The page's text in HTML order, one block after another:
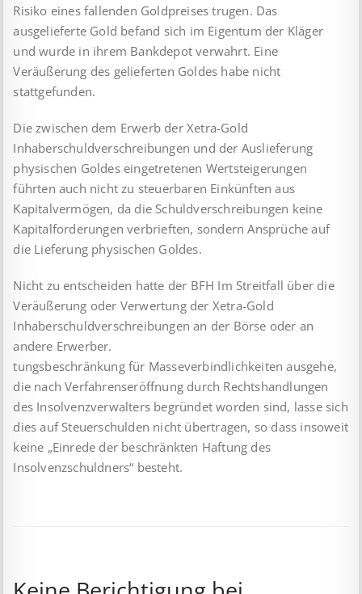
Risiko eines fallenden Goldpreises trugen. Das
ausgelieferte Gold befand sich im Eigentum der Kläger
und wurde in ihrem Bankdepot verwahrt. Eine
Veräußerung des gelieferten Goldes habe nicht
stattgefunden.
Die zwischen dem Erwerb der Xetra-Gold
Inhaberschuldverschreibungen und der Auslieferung
physischen Goldes eingetretenen Wertsteigerungen
führten auch nicht zu steuerbaren Einkünften aus
Kapitalvermögen, da die Schuldverschreibungen keine
Kapitalforderungen verbrieften, sondern Ansprüche auf
die Lieferung physischen Goldes.
Nicht zu entscheiden hatte der BFH Im Streitfall über die
Veräußerung oder Verwertung der Xetra-Gold
Inhaberschuldverschreibungen an der Börse oder an
andere Erwerber.
tungsbeschränkung für Masseverbindlichkeiten ausgehe,
die nach Verfahrenseröffnung durch Rechtshandlungen
des Insolvenzverwalters begründet worden sind, lasse sich
dies auf Steuerschulden nicht übertragen, so dass insoweit
keine „Einrede der beschränkten Haftung des
Insolvenzschuldners“ besteht.